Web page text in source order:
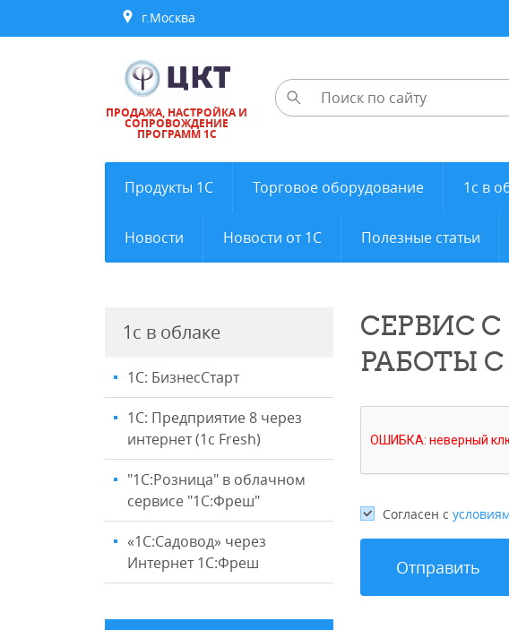
г.Москва
ПРОДАЖА, НАСТРОЙКА И
СОПРОВОЖДЕНИЕ
ПРОГРАММ 1С
Продукты 1С Торговое оборудование 1с в
Новости Новости от 1С Полезные статьи
1с в облаке
1С: БизнесСтарт
1С: Предприятие 8 через
интернет (1c Fresh)
"1C:Розница" в облачном
сервисе "1С:Фреш"
«1С:Садовод» через
Интернет 1С:Фреш
СЕРВИС
РАБОТЫ
Согласен с